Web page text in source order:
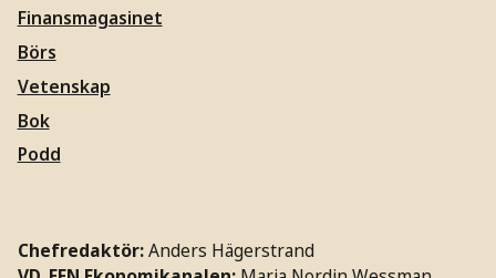
Finansmagasinet
Börs
Vetenskap
Bok
Podd
Chefredaktör:Anders Hägerstrand